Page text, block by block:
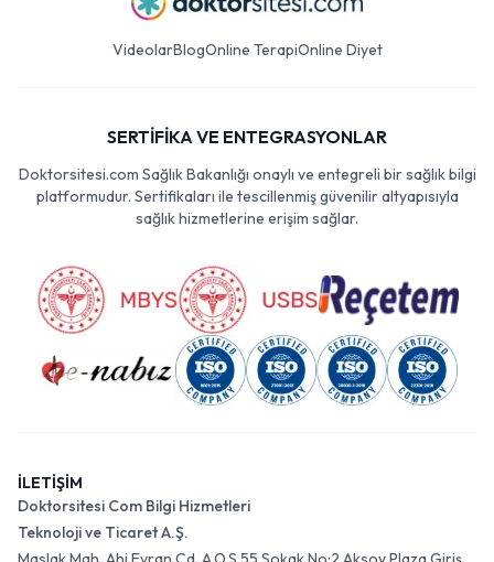
VideolarBlogOnline TerapiOnline Diyet
SERTİFİKA VE ENTEGRASYONLAR
Doktorsitesi.com Sağlık Bakanlığı onaylı ve entegreli bir sağlık bilgi
platformudur. Sertifikaları ile tescillenmiş güvenilir altyapısıyla
sağlık hizmetlerine erişim sağlar.
İLETİŞİM
Doktorsitesi Com Bilgi Hizmetleri
Teknoloji ve Ticaret A.Ş.